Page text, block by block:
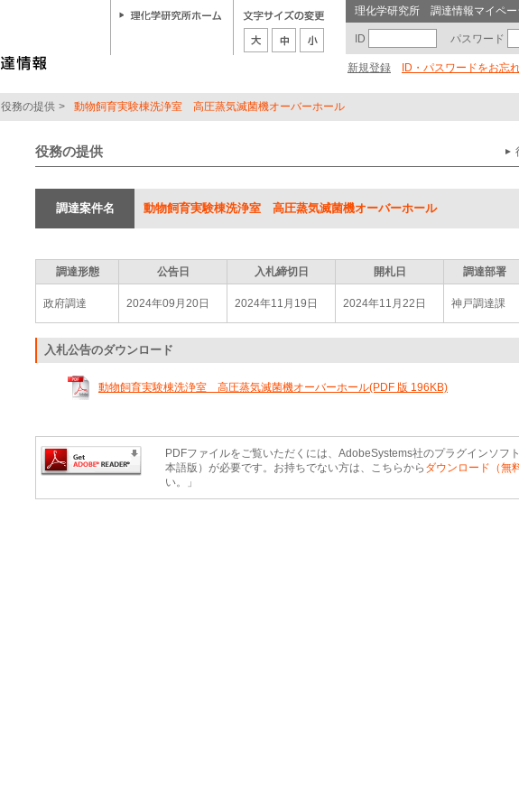
理化学研究所 調達情報マイペー
ID パスワード
新規登録 ID・パスワードをお忘
役務の提供 > 動物飼育実験棟洗浄室 高圧蒸気滅菌機オーバーホール
役務の提供
調達案件名 動物飼育実験棟洗浄室 高圧蒸気滅菌機オーバーホール
調達形態 公告日 入札締切日 開札日 調達部署
政府調達 2024年09月20日 2024年11月19日 2024年11月22日 神戸調達課
入札公告のダウンロード
動物飼育実験棟洗浄室 高圧蒸気滅菌機オーバーホール(PDF 版 196KB)
PDFファイルをご覧いただくには、AdobeSystems社のプラグインソフ
本語版）が必要です。お持ちでない方は、こちらから ダウンロード（無料
い。」